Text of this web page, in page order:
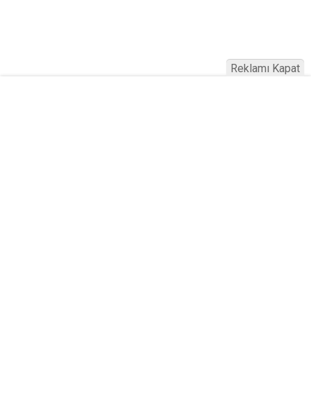
Reklamı Kapat